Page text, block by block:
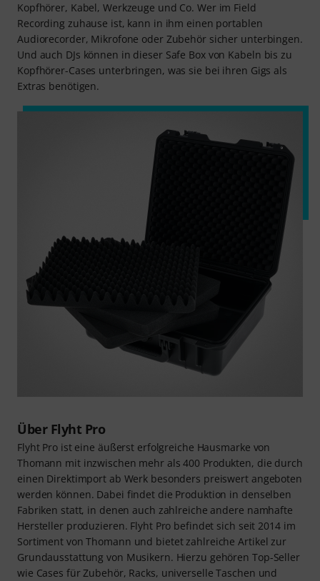
Kopfhörer, Kabel, Werkzeuge und Co. Wer im Field
Recording zuhause ist, kann in ihm einen portablen
Audiorecorder, Mikrofone oder Zubehör sicher unterbingen.
Und auch DJs können in dieser Safe Box von Kabeln bis zu
Kopfhörer-Cases unterbringen, was sie bei ihren Gigs als
Extras benötigen.
Über Flyht Pro
Flyht Pro ist eine äußerst erfolgreiche Hausmarke von
Thomann mit inzwischen mehr als 400 Produkten, die durch
einen Direktimport ab Werk besonders preiswert angeboten
werden können. Dabei findet die Produktion in denselben
Fabriken statt, in denen auch zahlreiche andere namhafte
Hersteller produzieren. Flyht Pro befindet sich seit 2014 im
Sortiment von Thomann und bietet zahlreiche Artikel zur
Grundausstattung von Musikern. Hierzu gehören Top-Seller
wie Cases für Zubehör, Racks, universelle Taschen und